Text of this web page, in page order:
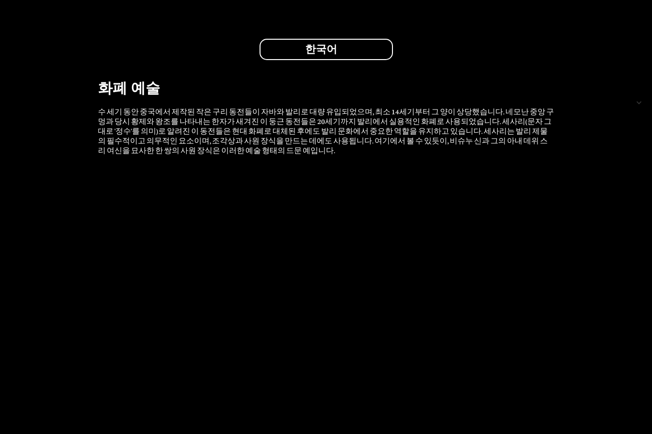
한국어
화폐 예술
수 세기 동안 중국에서 제작된 작은 구리 동전들이 자바와 발리로 대량 유입되었으며, 최소 14세기부터 그 양이 상당했습니다. 네모난 중앙 구
멍과 당시 황제와 왕조를 나타내는 한자가 새겨진 이 둥근 동전들은 20세기까지 발리에서 실용적인 화폐로 사용되었습니다. 세사리(문자 그
대로 '정수'를 의미)로 알려진 이 동전들은 현대 화폐로 대체된 후에도 발리 문화에서 중요한 역할을 유지하고 있습니다. 세사리는 발리 제물
의 필수적이고 의무적인 요소이며, 조각상과 사원 장식을 만드는 데에도 사용됩니다. 여기에서 볼 수 있듯이, 비슈누 신과 그의 아내 데위 스
리 여신을 묘사한 한 쌍의 사원 장식은 이러한 예술 형태의 드문 예입니다.